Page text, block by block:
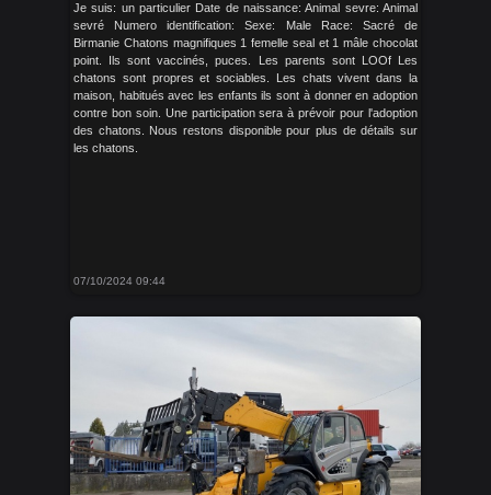
Je suis: un particulier Date de naissance: Animal sevre: Animal
sevré Numero identification: Sexe: Male Race: Sacré de
Birmanie Chatons magnifiques 1 femelle seal et 1 mâle chocolat
point. Ils sont vaccinés, puces. Les parents sont LOOf Les
chatons sont propres et sociables. Les chats vivent dans la
maison, habitués avec les enfants ils sont à donner en adoption
contre bon soin. Une participation sera à prévoir pour l'adoption
des chatons. Nous restons disponible pour plus de détails sur
les chatons.
07/10/2024 09:44